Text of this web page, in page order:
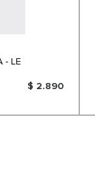
- LE
$ 2.890